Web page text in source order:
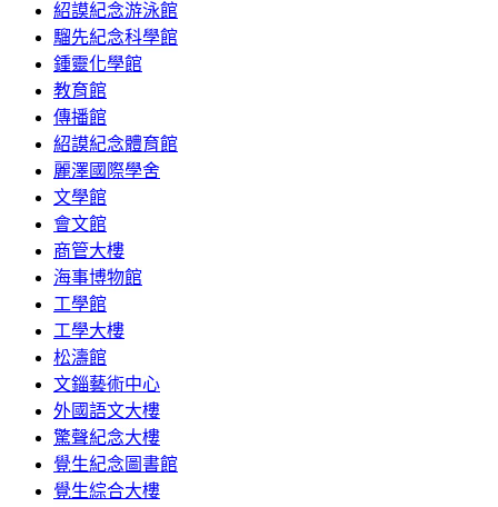
紹謨紀念游泳館
騮先紀念科學館
鍾靈化學館
教育館
傳播館
紹謨紀念體育館
麗澤國際學舍
文學館
會文館
商管大樓
海事博物館
工學館
工學大樓
松濤館
文錙藝術中心
外國語文大樓
驚聲紀念大樓
覺生紀念圖書館
覺生綜合大樓